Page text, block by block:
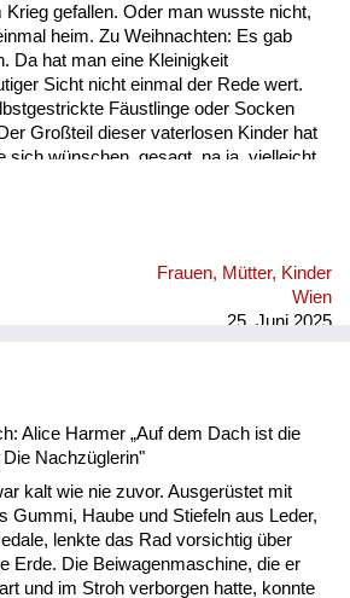
gefallen. Oder man wusste nicht,
heim. Zu Weihnachten: Es gab
Da hat man eine Kleinigkeit
Sicht nicht einmal der Rede wert.
Fäustlinge oder Socken
Großteil dieser vaterlosen Kinder hat
sich wünschen, gesagt, na ja, vielleicht
Mütter, diese Frauen ja alleine waren.
Begriffe, für mein Empfinden, das
Frauen, Mütter, Kinder
Wien
25. Juni 2025
Alice Harmer „Auf dem Dach ist die
Nachzüglerin"
kalt wie nie zuvor. Ausgerüstet mit
Gummi, Haube und Stiefeln aus Leder,
lenkte das Rad vorsichtig über
Erde. Die Beiwagenmaschine, die er
und im Stroh verborgen hatte, konnte